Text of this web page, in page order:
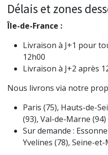
Délais et zones
Île-de-France :
Livraison à J+1 pour
12h00
Livraison à J+2 après
Nous livrons via notre
Paris (75), Hauts-de-
(93), Val-de-Marne (94)
Sur demande :
Yvelines (78), Seine-